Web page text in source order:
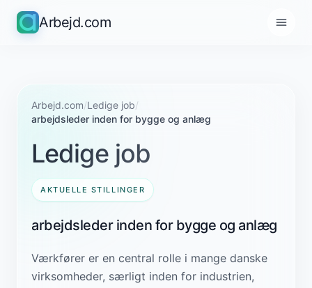
Arbejd.com
Arbejd.com/Ledige job/
arbejdsleder inden for bygge og anlæg
Ledige job
AKTUELLE STILLINGER
arbejdsleder inden for bygge og anlæg
Værkfører er en central rolle i mange danske
virksomheder, særligt inden for industrien,